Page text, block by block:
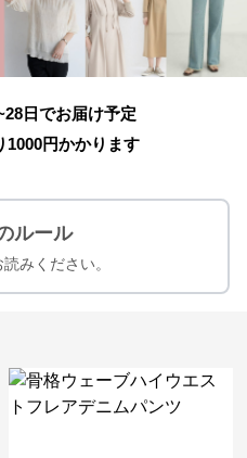
日でお届け予定
1000円かかります
ルール
みください。